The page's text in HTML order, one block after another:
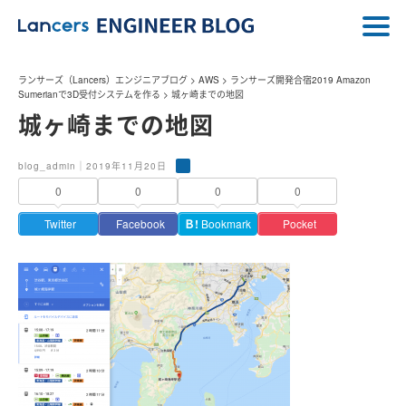
ランサーズ（Lancers）エンジニアブログ > AWS > ランサーズ開発合宿2019 Amazon
Sumerianで3D受付システムを作る > 城ヶ崎までの地図
城ヶ崎までの地図
blog_admin｜2019年11月20日
0
Twitter
0
Facebook
0
Ｂ! Bookmark
0
Pocket